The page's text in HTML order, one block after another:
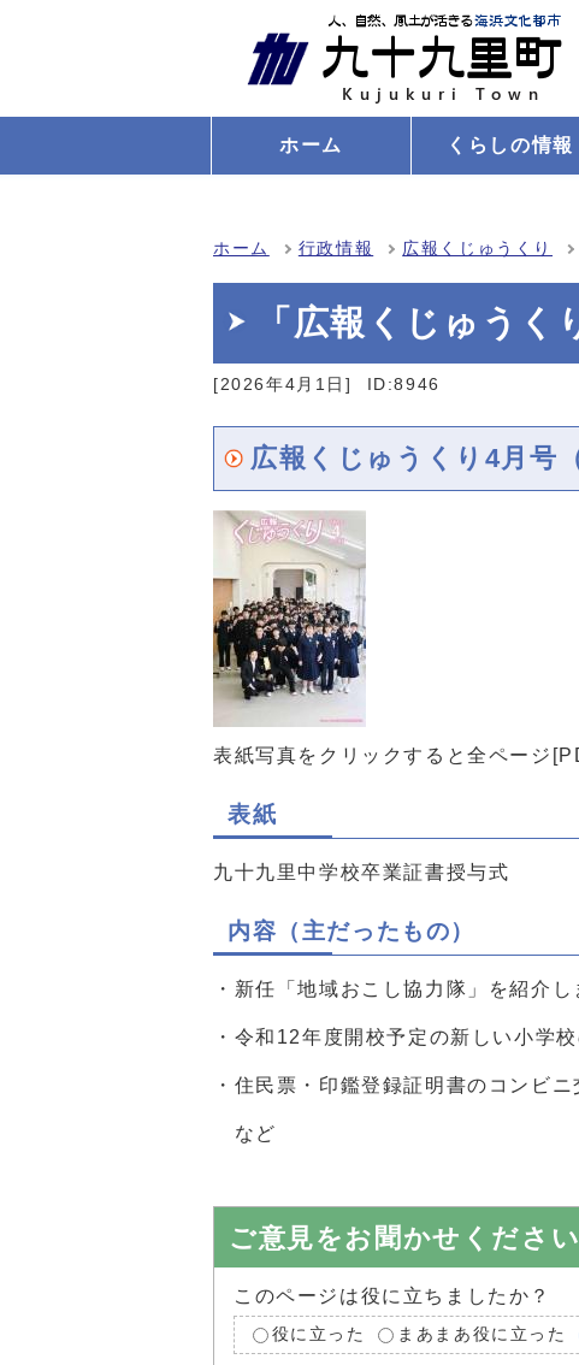
ホーム くらしの情報
ホーム 行政情報 広報くじゅうくり
「広報くじゅうく
[2026年4月1日] ID:8946
広報くじゅうくり4月号
表紙写真をクリックすると全ページ
表紙
九十九里中学校卒業証書授与式
内容（主だったもの）
・新任「地域おこし協力隊」を紹介し
・令和12年度開校予定の新しい小学
・住民票・印鑑登録証明書のコンビニ
など
ご意見をお聞かせください
このページは役に立ちましたか？
役に立った まあまあ役に立った